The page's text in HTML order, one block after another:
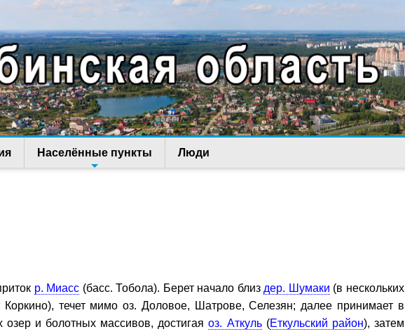
Населённые пункты Люди
р. Миасс (басс. Тобола). Берет начало близ дер. Шумаки (в нескольких
Коркино), течет мимо оз. Доловое, Шатрове, Селезян; далее принимает в
озер и болотных массивов, достигаяоз. Аткуль(Еткульский район), затем